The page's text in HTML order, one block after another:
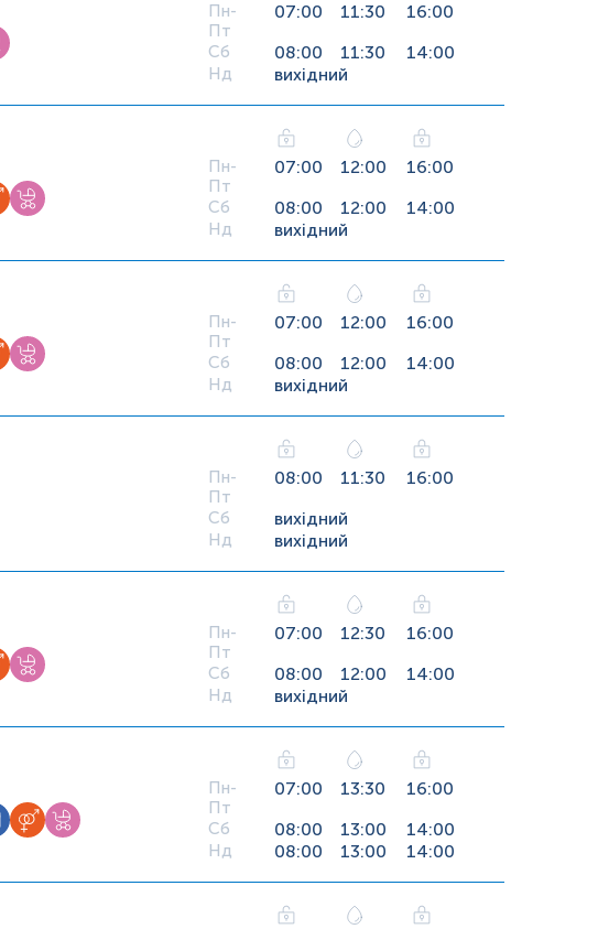
Пн-
Пт
07:00 11:30 16:00
Сб 08:00 11:30 14:00
Нд вихідний
Пн-
Пт
07:00 12:00 16:00
Сб 08:00 12:00 14:00
Нд вихідний
Пн-
Пт
07:00 12:00 16:00
Сб 08:00 12:00 14:00
Нд вихідний
Пн-
Пт
08:00 11:30 16:00
Сб вихідний
Нд вихідний
Пн-
Пт
07:00 12:30 16:00
Сб 08:00 12:00 14:00
Нд вихідний
Пн-
Пт
07:00 13:30 16:00
Сб 08:00 13:00 14:00
Нд 08:00 13:00 14:00